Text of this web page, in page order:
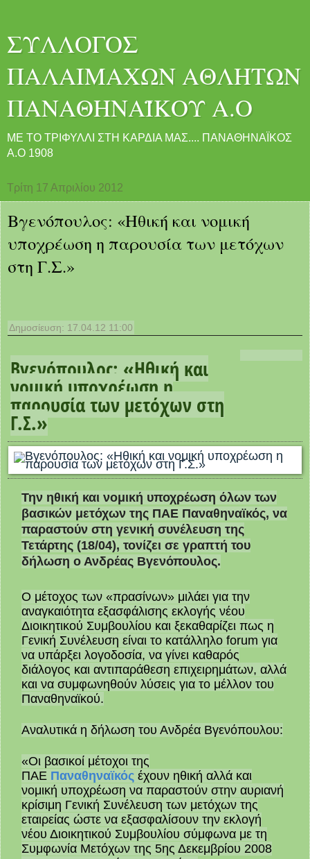
ΣΥΛΛΟΓΟΣ
ΠΑΛΑΙΜΑΧΩΝ ΑΘΛΗΤΩΝ
ΠΑΝΑΘΗΝΑΪΚΟΥ Α.Ο
ME ΤΟ ΤΡΙΦΥΛΛΙ ΣΤΗ ΚΑΡΔΙΑ ΜΑΣ.... ΠΑΝΑΘΗΝΑΪΚΟΣ
Α.Ο 1908
Τρίτη 17 Απριλίου 2012
Βγενόπουλος: «Ηθική και νομική
υποχρέωση η παρουσία των μετόχων
στη Γ.Σ.»
Δημοσίευση: 17.04.12 11:00
Βγενόπουλος: «Ηθική και
νομική υποχρέωση η
παρουσία των μετόχων στη
Γ.Σ.»
Την ηθική και νομική υποχρέωση όλων των
βασικών μετόχων της ΠΑΕ Παναθηναϊκός, να
παραστούν στη γενική συνέλευση της
Τετάρτης (18/04), τονίζει σε γραπτή του
δήλωση ο Ανδρέας Βγενόπουλος.
Ο μέτοχος των «πρασίνων» μιλάει για την
αναγκαιότητα εξασφάλισης εκλογής νέου
Διοικητικού Συμβουλίου και ξεκαθαρίζει πως η
Γενική Συνέλευση είναι το κατάλληλο forum για
να υπάρξει λογοδοσία, να γίνει καθαρός
διάλογος και αντιπαράθεση επιχειρημάτων, αλλά
και να συμφωνηθούν λύσεις για το μέλλον του
Παναθηναϊκού.
Αναλυτικά η δήλωση του Ανδρέα Βγενόπουλου:
«Οι βασικοί μέτοχοι της
ΠΑΕ Παναθηναϊκός έχουν ηθική αλλά και
νομική υποχρέωση να παραστούν στην αυριανή
κρίσιμη Γενική Συνέλευση των μετόχων της
εταιρείας ώστε να εξασφαλίσουν την εκλογή
νέου Διοικητικού Συμβουλίου σύμφωνα με τη
Συμφωνία Μετόχων της 5ης Δεκεμβρίου 2008